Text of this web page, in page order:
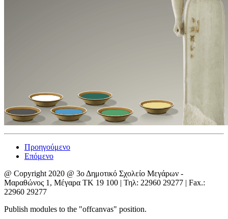
Προηγούμενο
Επόμενο
@ Copyright 2020 @ 3ο Δημοτικό Σχολείο Μεγάρων -
Μαραθώνος 1, Μέγαρα ΤΚ 19 100 | Τηλ: 22960 29277 | Fax.:
22960 29277
Publish modules to the "offcanvas" position.